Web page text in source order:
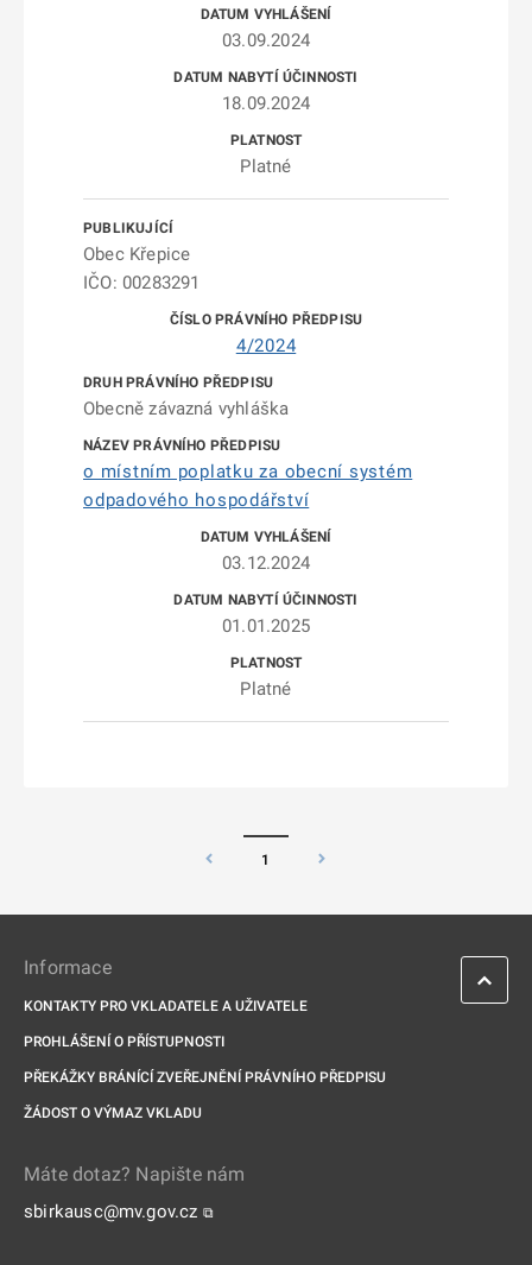
03.09.2024
18.09.2024
Platné
Obec Křepice
IČO: 00283291
4/2024
Obecně závazná vyhláška
o místním poplatku za obecní systém
odpadového hospodářství
03.12.2024
01.01.2025
Platné
1
Informace
KONTAKTY PRO VKLADATELE A UŽIVATELE
PROHLÁŠENÍ O PŘÍSTUPNOSTI
PŘEKÁŽKY BRÁNÍCÍ ZVEŘEJNĚNÍ PRÁVNÍHO PŘEDPISU
ŽÁDOST O VÝMAZ VKLADU
Máte dotaz? Napište nám
sbirkausc@mv.gov.cz ⧉